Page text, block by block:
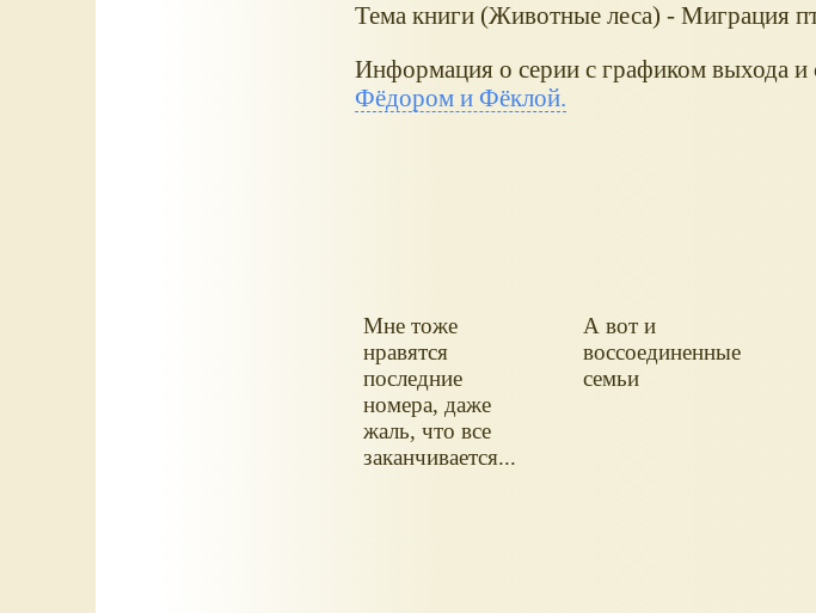
Тема книги (Животные леса) - Миграция
Информация о серии с графиком выхода и
Фёдором и Фёклой.
Мне тоже
нравятся
последние
номера, даже
жаль, что все
заканчивается...
А вот и
воссоединенные
семьи